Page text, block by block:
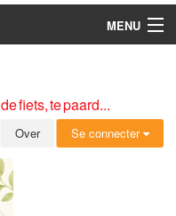
MENU
fiets, te paard...
Over Se connecter